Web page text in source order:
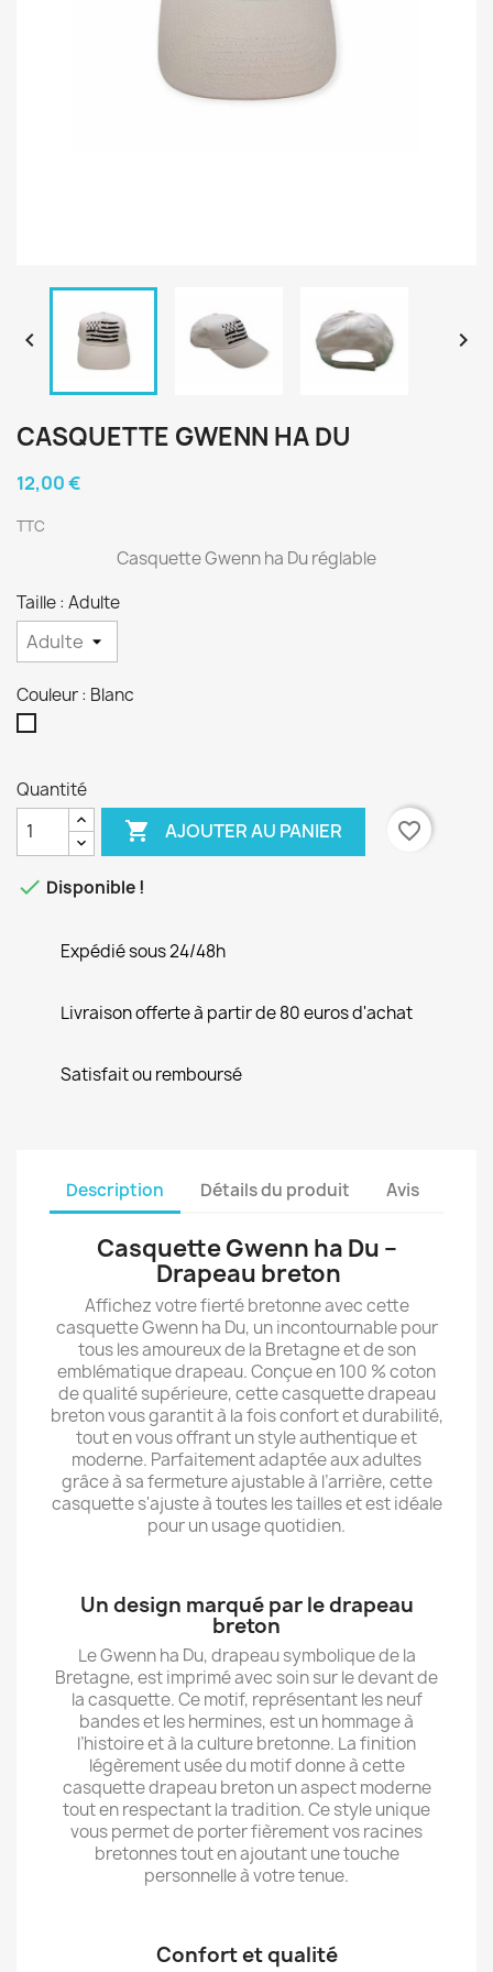
 
CASQUETTE GWENN HA DU
12,00 €
TTC
Casquette Gwenn ha Du réglable
Taille : Adulte
Couleur : Blanc
Quantité
 AJOUTER AU PANIER favorite_border
 Disponible !
Expédié sous 24/48h
Livraison offerte à partir de 80 euros d'achat
Satisfait ou remboursé
Description Détails du produit Avis
Casquette Gwenn ha Du –
Drapeau breton
Affichez votre fierté bretonne avec cette
casquette Gwenn ha Du, un incontournable pour
tous les amoureux de la Bretagne et de son
emblématique drapeau. Conçue en 100 % coton
de qualité supérieure, cette casquette drapeau
breton vous garantit à la fois confort et durabilité,
tout en vous offrant un style authentique et
moderne. Parfaitement adaptée aux adultes
grâce à sa fermeture ajustable à l’arrière, cette
casquette s'ajuste à toutes les tailles et est idéale
pour un usage quotidien.
Un design marqué par le drapeau
breton
Le Gwenn ha Du, drapeau symbolique de la
Bretagne, est imprimé avec soin sur le devant de
la casquette. Ce motif, représentant les neuf
bandes et les hermines, est un hommage à
l’histoire et à la culture bretonne. La finition
légèrement usée du motif donne à cette
casquette drapeau breton un aspect moderne
tout en respectant la tradition. Ce style unique
vous permet de porter fièrement vos racines
bretonnes tout en ajoutant une touche
personnelle à votre tenue.
Confort et qualité